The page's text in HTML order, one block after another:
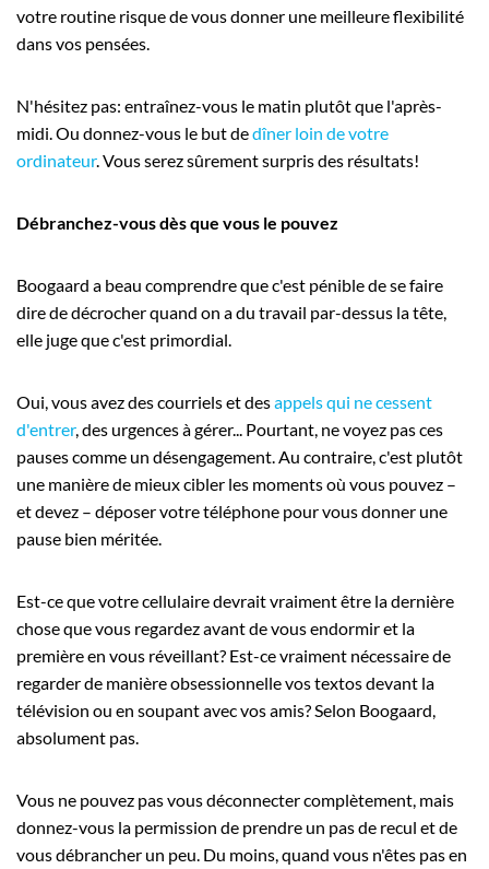
votre routine risque de vous donner une meilleure flexibilité
dans vos pensées.
N'hésitez pas: entraînez-vous le matin plutôt que l'après-
midi. Ou donnez-vous le but dedîner loin de votre
ordinateur. Vous serez sûrement surpris des résultats!
Débranchez-vous dès que vous le pouvez
Boogaard a beau comprendre que c'est pénible de se faire
dire de décrocher quand on a du travail par-dessus la tête,
elle juge que c'est primordial.
Oui, vous avez des courriels et desappels qui ne cessent
d'entrer, des urgences à gérer... Pourtant, ne voyez pas ces
pauses comme un désengagement. Au contraire, c'est plutôt
une manière de mieux cibler les moments où vous pouvez –
et devez – déposer votre téléphone pour vous donner une
pause bien méritée.
Est-ce que votre cellulaire devrait vraiment être la dernière
chose que vous regardez avant de vous endormir et la
première en vous réveillant? Est-ce vraiment nécessaire de
regarder de manière obsessionnelle vos textos devant la
télévision ou en soupant avec vos amis? Selon Boogaard,
absolument pas.
Vous ne pouvez pas vous déconnecter complètement, mais
donnez-vous la permission de prendre un pas de recul et de
vous débrancher un peu. Du moins, quand vous n'êtes pas en